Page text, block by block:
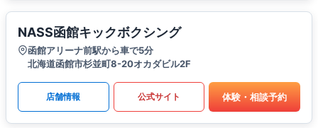
NASS函館キックボクシング
函館アリーナ前駅から車で5分
北海道函館市杉並町8-20オカダビル2F
店舗情報 公式サイト 体験・相談予約